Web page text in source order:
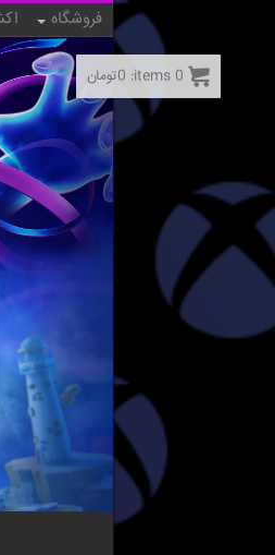
فروشگاه
0
items:
0تومان